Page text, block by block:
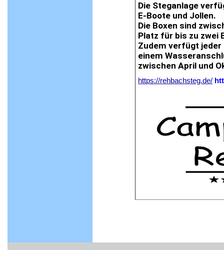
Die Steganlage
E-Boote und Jollen.
Die Boxen sind
Platz für bis zu zwei
Zudem verfügt jeder
einem
zwischen April und
https://rehbachsteg.de/